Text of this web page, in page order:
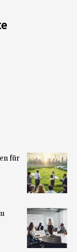
für